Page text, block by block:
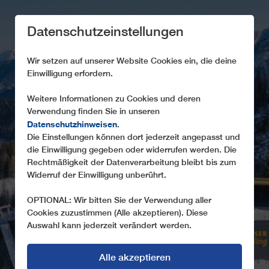
CD8C
KAIBLINGGRAT
Datenschutzeinstellungen
Wir setzen auf unserer Website Cookies ein, die deine
Einwilligung erfordern.
Weitere Informationen zu Cookies und deren
Verwendung finden Sie in unseren
Datenschutzhinweisen.
Die Einstellungen können dort jederzeit angepasst und
die Einwilligung gegeben oder widerrufen werden. Die
Rechtmäßigkeit der Datenverarbeitung bleibt bis zum
Widerruf der Einwilligung unberührt.
OPTIONAL: Wir bitten Sie der Verwendung aller
Cookies zuzustimmen (Alle akzeptieren). Diese
Auswahl kann jederzeit verändert werden.
Alle akzeptieren